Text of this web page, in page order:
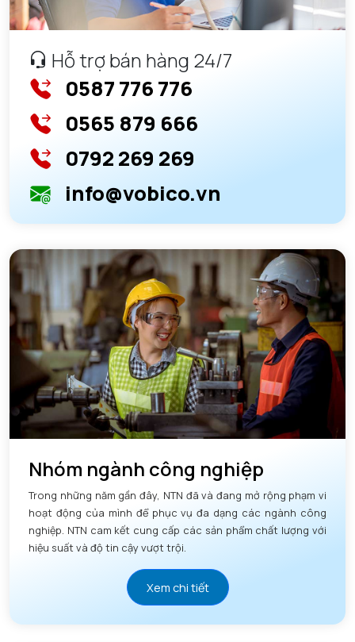
Hỗ trợ bán hàng 24/7
0587 776 776
0565 879 666
0792 269 269
info@vobico.vn
Nhóm ngành công nghiệp
Trong những năm gần đây, NTN đã và đang mở rộng phạm vi
hoạt động của mình để phục vụ đa dạng các ngành công
nghiệp. NTN cam kết cung cấp các sản phẩm chất lượng với
hiệu suất và độ tin cậy vượt trội.
Xem chi tiết